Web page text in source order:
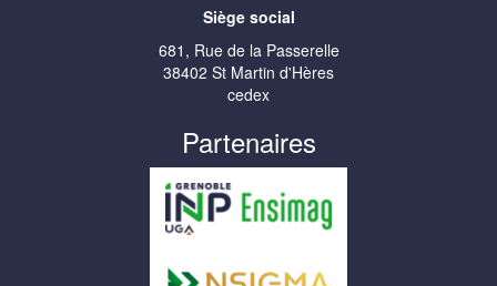
Siège social
681, Rue de la Passerelle
38402 St Martin d'Hères
cedex
Partenaires